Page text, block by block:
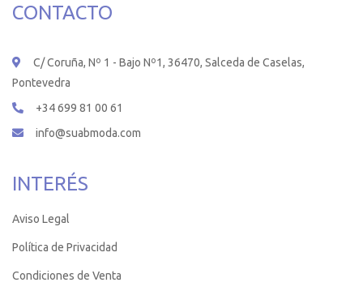
CONTACTO
C/ Coruña, Nº 1 - Bajo Nº1, 36470, Salceda de Caselas,
Pontevedra
+34 699 81 00 61
info@suabmoda.com
INTERÉS
Aviso Legal
Política de Privacidad
Condiciones de Venta